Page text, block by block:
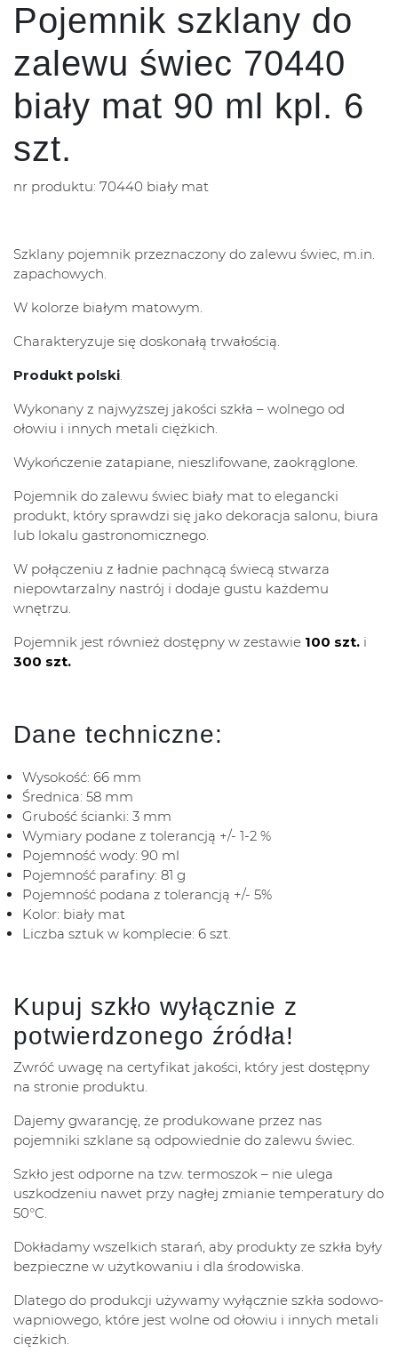
Pojemnik szklany do
zalewu świec 70440
biały mat 90 ml kpl. 6
szt.
nr produktu: 70440 biały mat
Szklany pojemnik przeznaczony do zalewu świec, m.in.
zapachowych.
W kolorze białym matowym.
Charakteryzuje się doskonałą trwałością.
Produkt polski.
Wykonany z najwyższej jakości szkła – wolnego od
ołowiu i innych metali ciężkich.
Wykończenie zatapiane, nieszlifowane, zaokrąglone.
Pojemnik do zalewu świec biały mat to elegancki
produkt, który sprawdzi się jako dekoracja salonu, biura
lub lokalu gastronomicznego.
W połączeniu z ładnie pachnącą świecą stwarza
niepowtarzalny nastrój i dodaje gustu każdemu
wnętrzu.
Pojemnik jest również dostępny w zestawie 100 szt. i
300 szt.
Dane techniczne:
Wysokość: 66 mm
Średnica: 58 mm
Grubość ścianki: 3 mm
Wymiary podane z tolerancją +/- 1-2 %
Pojemność wody: 90 ml
Pojemność parafiny: 81 g
Pojemność podana z tolerancją +/- 5%
Kolor: biały mat
Liczba sztuk w komplecie: 6 szt.
Kupuj szkło wyłącznie z
potwierdzonego źródła!
Zwróć uwagę na certyfikat jakości, który jest dostępny
na stronie produktu.
Dajemy gwarancję, że produkowane przez nas
pojemniki szklane są odpowiednie do zalewu świec.
Szkło jest odporne na tzw. termoszok – nie ulega
uszkodzeniu nawet przy nagłej zmianie temperatury do
50°C.
Dokładamy wszelkich starań, aby produkty ze szkła były
bezpieczne w użytkowaniu i dla środowiska.
Dlatego do produkcji używamy wyłącznie szkła sodowo-
wapniowego, które jest wolne od ołowiu i innych metali
ciężkich.